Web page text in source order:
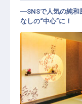
仲居│20代活
―SNSで人気の純和
なしの“中心”に！